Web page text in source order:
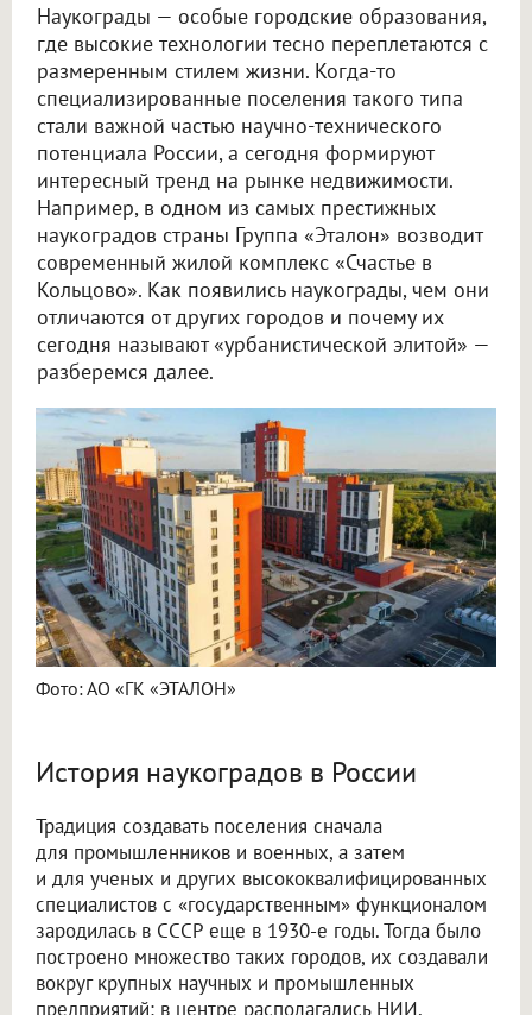
Наукограды — особые городские образования,
где высокие технологии тесно переплетаются с
размеренным стилем жизни. Когда-то
специализированные поселения такого типа
стали важной частью научно-технического
потенциала России, а сегодня формируют
интересный тренд на рынке недвижимости.
Например, в одном из самых престижных
наукоградов страны Группа «Эталон» возводит
современный жилой комплекс «Счастье в
Кольцово». Как появились наукограды, чем они
отличаются от других городов и почему их
сегодня называют «урбанистической элитой» —
разберемся далее.
Фото: АО «ГК «ЭТАЛОН»
История наукоградов в России
Традиция создавать поселения сначала
для промышленников и военных, а затем
и для ученых и других высококвалифицированных
специалистов с «государственным» функционалом
зародилась в СССР еще в 1930-е годы. Тогда было
построено множество таких городов, их создавали
вокруг крупных научных и промышленных
предприятий: в центре располагались НИИ,